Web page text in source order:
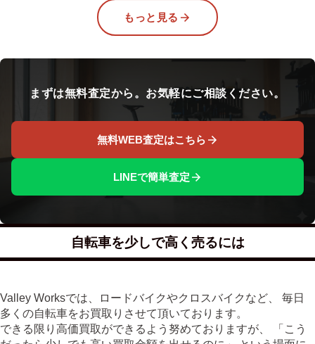
もっと見る
まずは無料査定から。お気軽にご相談ください。
無料WEB査定はこちら
LINEで簡単査定
自転車を少しで高く売るには
Valley Worksでは、ロードバイクやクロスバイクなど、 毎日
多くの自転車をお買取りさせて頂いております。
できる限り高価買取ができるよう努めておりますが、 「こう